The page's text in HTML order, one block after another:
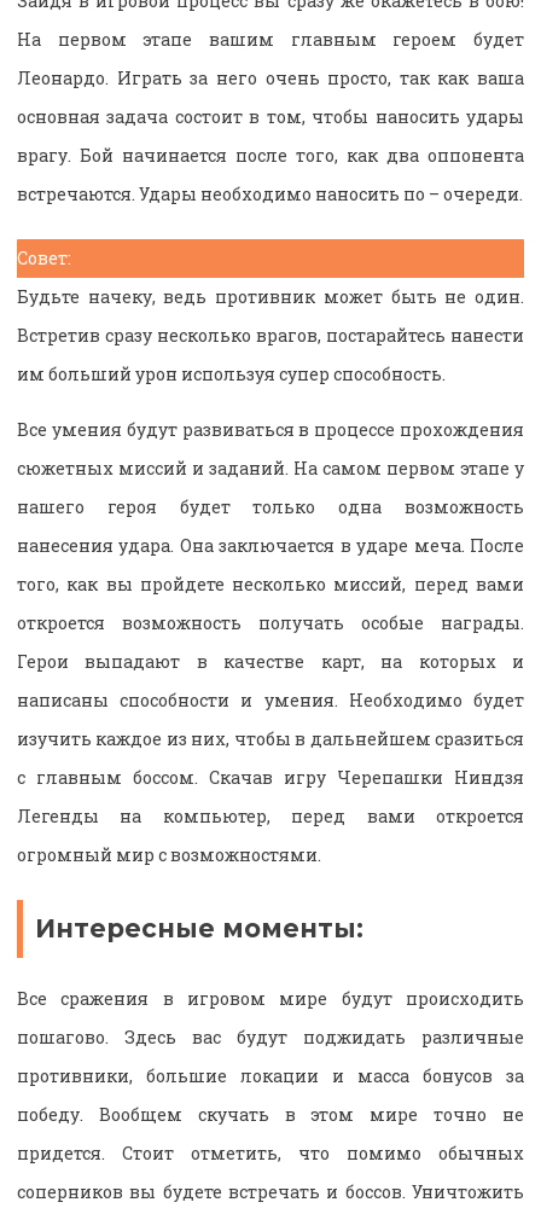
На первом этапе вашим главным героем будет
Леонардо. Играть за него очень просто, так как ваша
основная задача состоит в том, чтобы наносить удары
врагу. Бой начинается после того, как два оппонента
встречаются. Удары необходимо наносить по – очереди.
Совет:
Будьте начеку, ведь противник может быть не один.
Встретив сразу несколько врагов, постарайтесь нанести
им больший урон используя супер способность.
Все умения будут развиваться в процессе прохождения
сюжетных миссий и заданий. На самом первом этапе у
нашего героя будет только одна возможность
нанесения удара. Она заключается в ударе меча. После
того, как вы пройдете несколько миссий, перед вами
откроется возможность получать особые награды.
Герои выпадают в качестве карт, на которых и
написаны способности и умения. Необходимо будет
изучить каждое из них, чтобы в дальнейшем сразиться
с главным боссом. Скачав игру Черепашки Ниндзя
Легенды на компьютер, перед вами откроется
огромный мир с возможностями.
Интересные моменты:
Все сражения в игровом мире будут происходить
пошагово. Здесь вас будут поджидать различные
противники, большие локации и масса бонусов за
победу. Вообщем скучать в этом мире точно не
придется. Стоит отметить, что помимо обычных
соперников вы будете встречать и боссов. Уничтожить